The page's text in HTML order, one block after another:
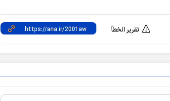
تقرير الخطأ